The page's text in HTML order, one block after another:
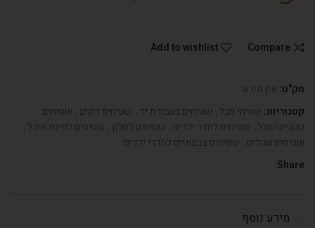
Compare
Add to wishlist
מק"ט: אין מידע
קטגוריות: שטיחי חבל, שטיחים בעבודת יד, שטיחים דקים, שטיחים
טבעיים/חבל, שטיחים לחדר ילדים, שטיחים לסלון, שטיחים לפינת אוכל,
שטיחים עגולים, שטיחים צבעוניים לחדרי ילדים
Share:
מידע נוסף